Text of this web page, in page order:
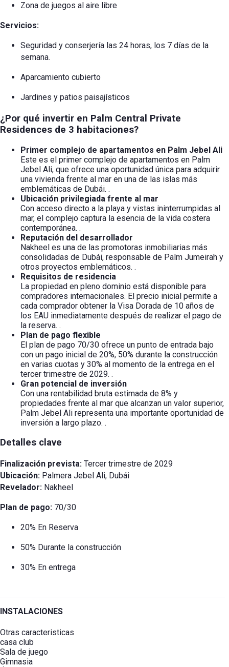
Zona de juegos al aire libre
Servicios:
Seguridad y conserjería las 24 horas, los 7 días de la
semana.
Aparcamiento cubierto
Jardines y patios paisajísticos
¿Por qué invertir en Palm Central Private
Residences de 3 habitaciones?
Primer complejo de apartamentos en Palm Jebel Ali
Este es el primer complejo de apartamentos en Palm
Jebel Ali, que ofrece una oportunidad única para adquirir
una vivienda frente al mar en una de las islas más
emblemáticas de Dubái. .
Ubicación privilegiada frente al mar
Con acceso directo a la playa y vistas ininterrumpidas al
mar, el complejo captura la esencia de la vida costera
contemporánea. .
Reputación del desarrollador
Nakheel es una de las promotoras inmobiliarias más
consolidadas de Dubái, responsable de Palm Jumeirah y
otros proyectos emblemáticos. .
Requisitos de residencia
La propiedad en pleno dominio está disponible para
compradores internacionales. El precio inicial permite a
cada comprador obtener la Visa Dorada de 10 años de
los EAU inmediatamente después de realizar el pago de
la reserva. .
Plan de pago flexible
El plan de pago 70/30 ofrece un punto de entrada bajo
con un pago inicial de 20%, 50% durante la construcción
en varias cuotas y 30% al momento de la entrega en el
tercer trimestre de 2029. .
Gran potencial de inversión
Con una rentabilidad bruta estimada de 8% y
propiedades frente al mar que alcanzan un valor superior,
Palm Jebel Ali representa una importante oportunidad de
inversión a largo plazo. .
Detalles clave
Finalización prevista: Tercer trimestre de 2029
Ubicación: Palmera Jebel Ali, Dubái
Revelador: Nakheel
Plan de pago: 70/30
20% En Reserva
50% Durante la construcción
30% En entrega
INSTALACIONES
Otras caracteristicas
casa club
Sala de juego
Gimnasia